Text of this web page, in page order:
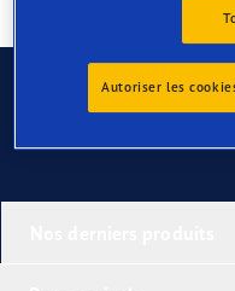
Contactez-nous
Autoriser les